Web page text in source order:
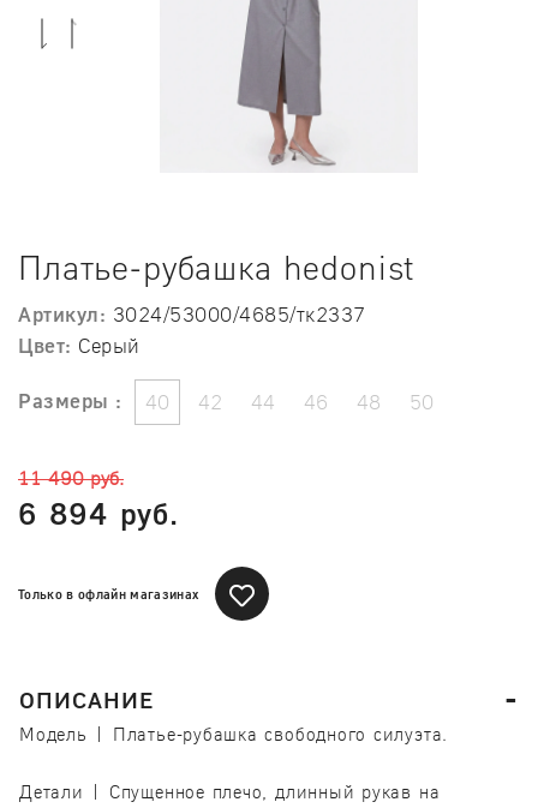
Previous
Платье-рубашка hedonist
Артикул: 3024/53000/4685/тк2337
Цвет: Серый
Размеры : 40 42 44 46 48 50
11 490 руб.
6 894 руб.
Только в офлайн магазинах
ОПИСАНИЕ
Модель | Платье-рубашка свободного силуэта.
Детали | Спущенное плечо, длинный рукав на